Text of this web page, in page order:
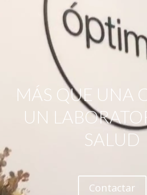
MÁS QUE UNA
UN
SALUD
Contactar